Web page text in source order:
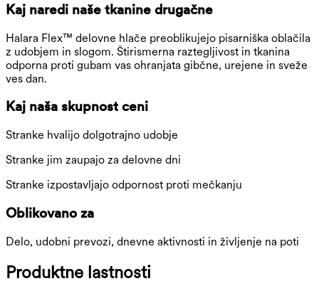
Kaj naredi naše tkanine drugačne
Halara Flex™ delovne hlače preoblikujejo pisarniška oblačila
z udobjem in slogom. Štirismerna raztegljivost in tkanina
odporna proti gubam vas ohranjata gibčne, urejene in sveže
ves dan.
Kaj naša skupnost ceni
Stranke hvalijo dolgotrajno udobje
Stranke jim zaupajo za delovne dni
Stranke izpostavljajo odpornost proti mečkanju
Oblikovano za
Delo, udobni prevozi, dnevne aktivnosti in življenje na poti
Produktne lastnosti